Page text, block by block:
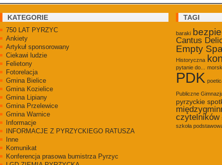
KATEGORIE
750 LAT PYRZYC
Ankiety
Artykuł sponsorowany
Ciekawi ludzie
Felietony
Fotorelacja
Gmina Bielice
Gmina Kozielice
Gmina Lipiany
Gmina Przelewice
Gmina Warnice
Informacje
INFORMACJE Z PYRZYCKIEGO RATUSZA
Inne
Komunikat
Konferencja prasowa bumistrza Pyrzyc
TAGI
baraki
Cantus
Empty
Historyczna
pytanie do...
PDK
Publiczne
pyrzyckie
czytelników
szkoła